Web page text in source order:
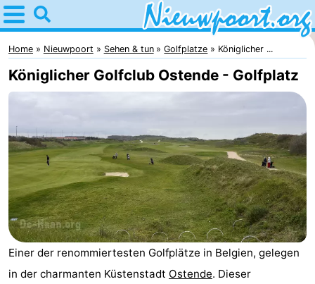
Home
Nieuwpoort
Tipps
kindern
Übernachten
Appartements
-
Holiday
Suites
-
Holiday
Campingplätze
Home Nieuwpoort Sehen & tun Golfplatze Königlicher ...
Königlicher Golfclub Ostende - Golfplatz
Einer der renommiertesten Golfplätze in Belgien, gelegen
in der charmanten Küstenstadt Ostende. Dieser